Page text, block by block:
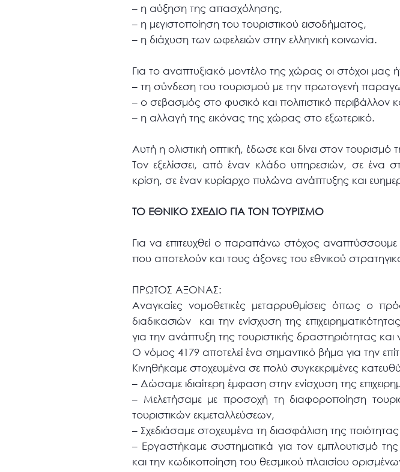
– η αύξηση της απασχόλησης,
– η μεγιστοποίηση του τουριστικού εισοδήματος,
– η διάχυση των ωφελειών στην ελληνική κοινωνία.
Για το αναπτυξιακό μοντέλο της χώρας οι στόχοι μας
– τη σύνδεση του τουρισμού με την πρωτογενή
– ο σεβασμός στο φυσικό και πολιτιστικό περιβάλλον
– η αλλαγή της εικόνας της χώρας στο εξωτερικό.
Αυτή η ολιστική οπτική, έδωσε και δίνει στον
Τον εξελίσσει, από έναν κλάδο υπηρεσιών, σε ένα
κρίση, σε έναν κυρίαρχο πυλώνα ανάπτυξης και
ΤΟ ΕΘΝΙΚΟ ΣΧΕΔΙΟ ΓΙΑ ΤΟΝ ΤΟΥΡΙΣΜΟ
Για να επιτευχθεί ο παραπάνω στόχος αναπτύσσουμε
που αποτελούν και τους άξονες του εθνικού
ΠΡΩΤΟΣ ΑΞΟΝΑΣ:
Αναγκαίες νομοθετικές μεταρρυθμίσεις όπως ο
διαδικασιών και την ενίσχυση της
για την ανάπτυξη της τουριστικής δραστηριότητας
Ο νόμος 4179 αποτελεί ένα σημαντικό βήμα για την
Κινηθήκαμε στοχευμένα σε πολύ συγκεκριμένες
– Δώσαμε ιδιαίτερη έμφαση στην ενίσχυση της
– Μελετήσαμε με προσοχή τη διαφοροποίηση
τουριστικών εκμεταλλεύσεων,
– Σχεδιάσαμε στοχευμένα τη διασφάλιση της
– Εργαστήκαμε συστηματικά για τον εμπλουτισμό
και την κωδικοποίηση του θεσμικού πλαισίου